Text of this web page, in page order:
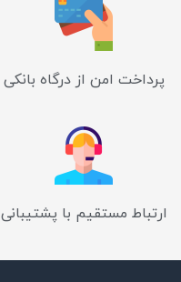
پرداخت امن از درگاه بانکی
ارتباط مستقیم با پشتیبانی